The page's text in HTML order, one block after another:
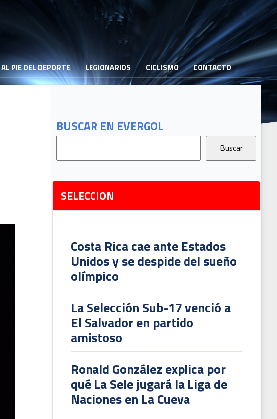
AL PIE DEL DEPORTE LEGIONARIOS CICLISMO CONTACTO
BUSCAR EN EVERGOL
SELECCION
Costa Rica cae ante Estados
Unidos y se despide del sueño
olímpico
La Selección Sub-17 venció a
El Salvador en partido
amistoso
Ronald González explica por
qué La Sele jugará la Liga de
Naciones en La Cueva